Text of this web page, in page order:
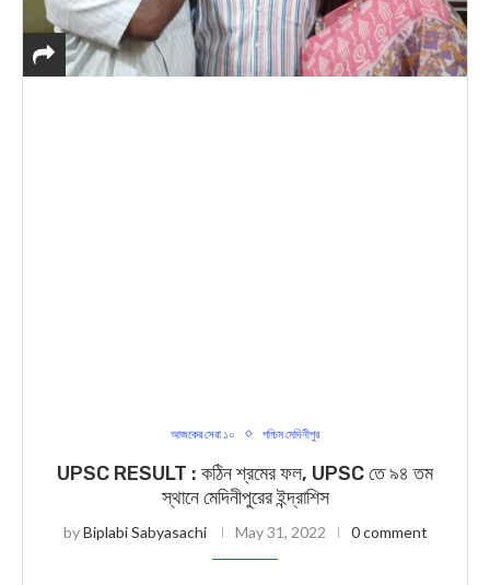
আজকের সেরা ১০ পশ্চিম মেদিনীপুর
UPSC RESULT : কঠিন শ্রমের ফল, UPSC তে ৯৪ তম
স্থানে মেদিনীপুরের ইন্দ্রাশিস
byBiplabi Sabyasachi May 31, 2022 0 comment